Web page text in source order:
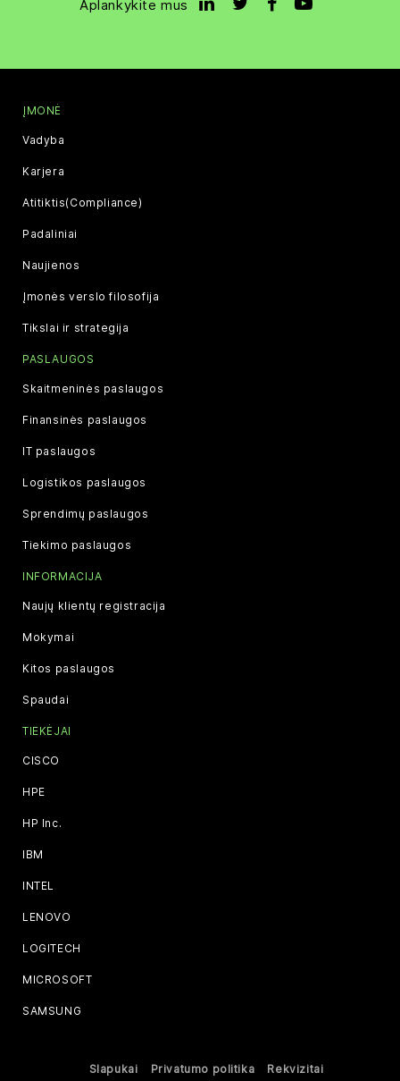
Aplankykite mus
ĮMONĖ
Vadyba
Karjera
Atitiktis(Compliance)
Padaliniai
Naujienos
Įmonės verslo filosofija
Tikslai ir strategija
PASLAUGOS
Skaitmeninės paslaugos
Finansinės paslaugos
IT paslaugos
Logistikos paslaugos
Sprendimų paslaugos
Tiekimo paslaugos
INFORMACIJA
Naujų klientų registracija
Mokymai
Kitos paslaugos
Spaudai
TIEKĖJAI
CISCO
HPE
HP Inc.
IBM
INTEL
LENOVO
LOGITECH
MICROSOFT
SAMSUNG
Slapukai Privatumo politika Rekvizitai